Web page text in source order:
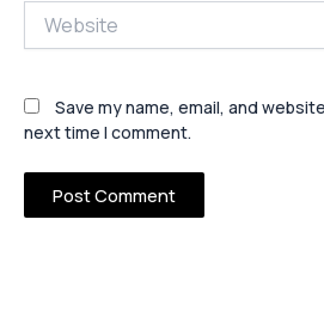
Save my name, email, and
next time I comment.